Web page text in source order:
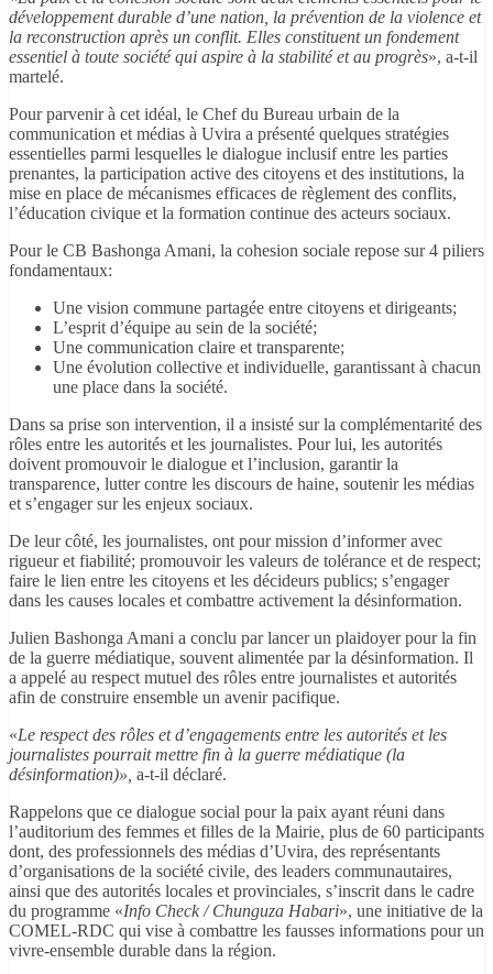
développement durable d’une nation, la prévention de la violence et
la reconstruction après un conflit. Elles constituent un fondement
essentiel à toute société qui aspire à la stabilité et au progrès», a-t-il
martelé.
Pour parvenir à cet idéal, le Chef du Bureau urbain de la
communication et médias à Uvira a présenté quelques stratégies
essentielles parmi lesquelles le dialogue inclusif entre les parties
prenantes, la participation active des citoyens et des institutions, la
mise en place de mécanismes efficaces de règlement des conflits,
l’éducation civique et la formation continue des acteurs sociaux.
Pour le CB Bashonga Amani, la cohesion sociale repose sur 4 piliers
fondamentaux:
Une vision commune partagée entre citoyens et dirigeants;
L’esprit d’équipe au sein de la société;
Une communication claire et transparente;
Une évolution collective et individuelle, garantissant à chacun
une place dans la société.
Dans sa prise son intervention, il a insisté sur la complémentarité des
rôles entre les autorités et les journalistes. Pour lui, les autorités
doivent promouvoir le dialogue et l’inclusion, garantir la
transparence, lutter contre les discours de haine, soutenir les médias
et s’engager sur les enjeux sociaux.
De leur côté, les journalistes, ont pour mission d’informer avec
rigueur et fiabilité; promouvoir les valeurs de tolérance et de respect;
faire le lien entre les citoyens et les décideurs publics; s’engager
dans les causes locales et combattre activement la désinformation.
Julien Bashonga Amani a conclu par lancer un plaidoyer pour la fin
de la guerre médiatique, souvent alimentée par la désinformation. Il
a appelé au respect mutuel des rôles entre journalistes et autorités
afin de construire ensemble un avenir pacifique.
«Le respect des rôles et d’engagements entre les autorités et les
journalistes pourrait mettre fin à la guerre médiatique (la
désinformation)», a-t-il déclaré.
Rappelons que ce dialogue social pour la paix ayant réuni dans
l’auditorium des femmes et filles de la Mairie, plus de 60 participants
dont, des professionnels des médias d’Uvira, des représentants
d’organisations de la société civile, des leaders communautaires,
ainsi que des autorités locales et provinciales, s’inscrit dans le cadre
du programme «Info Check / Chunguza Habari», une initiative de la
COMEL-RDC qui vise à combattre les fausses informations pour un
vivre-ensemble durable dans la région.